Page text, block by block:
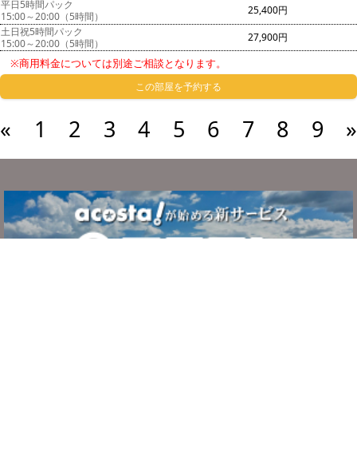
平日5時間パック
15:00～20:00（5時間）
25,400円
土日祝5時間パック
15:00～20:00（5時間）
27,900円
※商用料金については別途ご相談となります。
この部屋を予約する
« 1 2 3 4 5 6 7 8 9 »